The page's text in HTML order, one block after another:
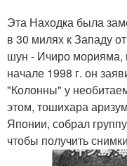
Эта Находка была
в 30 милях к Западу
шун - Ичиро
начале 1998 г. он
"Колонны" у
этом, тошихара
Японии, собрал
чтобы получить